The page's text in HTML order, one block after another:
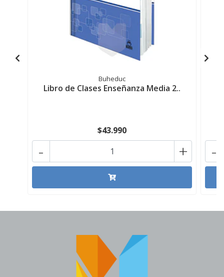
Buheduc
Libro de Clases Enseñanza Media 2..
$43.990
+
- -